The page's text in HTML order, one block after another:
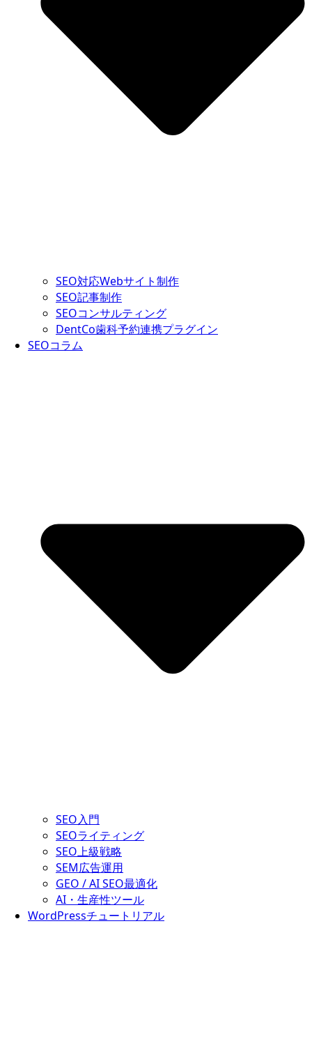
SEO対応Webサイト制作
SEO記事制作
SEOコンサルティング
DentCo歯科予約連携プラグイン
SEOコラム
SEO入門
SEOライティング
SEO上級戦略
SEM広告運用
GEO / AI SEO最適化
AI・生産性ツール
WordPressチュートリアル